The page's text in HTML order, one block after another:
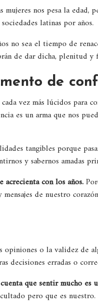
nos pesa la edad,
latinas por años.
no sea el tiempo de
de dar dicha, plenitud y
de
vez más lúcidos para
es un arma que nos
tangibles porque
y sabernos amadas
con los años.
de nuestro
opiniones o la validez de
decisiones erradas o
que sentir mucho es
pero que es nuestro.